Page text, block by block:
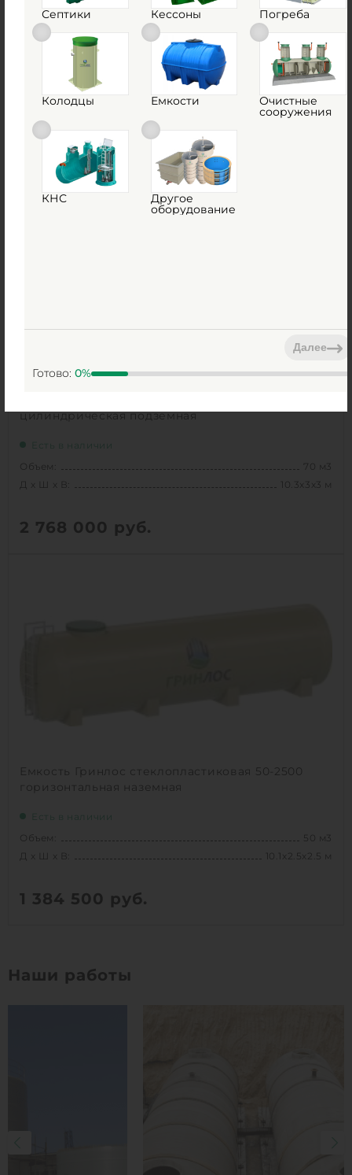
Емкость ГРИНЛОС 65 м3 горизонтальная
цилиндрическая подземная
Объем:
9.5х3х3 м
2 605 000руб.
цилиндрическая подземная
Есть в наличии
Объем:
70 м3
Д х Ш х В:
10.3х3х3 м
2 768 000 руб.
Емкость Гринлос стеклопластиковая 50-2500
горизонтальная наземная
Есть в наличии
Объем:
50 м3
Д х Ш х В:
10.1х2.5х2.5 м
Объем:
1 384 500 руб.
Наши работы
Септики Кессоны Погреба
Колодцы Емкости Очистные
сооружения
КНС Другое
оборудование
Готово: 0%
Далее